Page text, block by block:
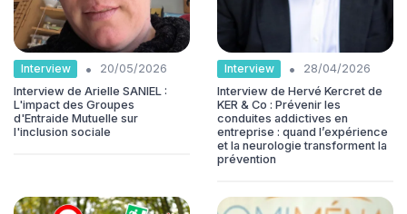
Interview •
20/05/2026
Interview de Arielle SANIEL :
L'impact des Groupes
d'Entraide Mutuelle sur
l'inclusion sociale
Interview •
28/04/2026
Interview de Hervé Kercret de
KER & Co : Prévenir les
conduites addictives en
entreprise : quand l’expérience
et la neurologie transforment la
prévention